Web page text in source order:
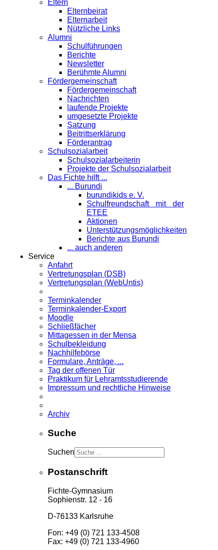
Eltern
Elternbeirat
Elternarbeit
Nützliche Links
Alumni
Schulführungen
Berichte
Newsletter
Berühmte Alumni
Förder­gemeinschaft
Fördergemeinschaft
Nachrichten
laufende Projekte
umgesetzte Projekte
Satzung
Beitrittserklärung
Förderantrag
Schul­sozialarbeit
Schulsozialarbeiterin
Projekte der Schulsozialarbeit
Das Fichte hilft ...
... Burundi
burundikids e. V.
Schulfreundschaft mit der
ETEE
Aktionen
Unterstützungsmöglichkeiten
Berichte aus Burundi
... auch anderen
Service
Anfahrt
Vertretungsplan (DSB)
Vertretungsplan (WebUntis)
Terminkalender
Terminkalender-Export
Moodle
Schließfächer
Mittagessen in der Mensa
Schulbekleidung
Nachhilfebörse
Formulare, Anträge, ...
Tag der offenen Tür
Praktikum für Lehramts­studierende
Impressum und rechtliche Hinweise
Archiv
Suche
Suchen
Postanschrift
Fichte-Gymnasium
Sophienstr. 12 - 16
D-76133 Karlsruhe
Fon: +49 (0) 721 133-4508
Fax: +49 (0) 721 133-4960